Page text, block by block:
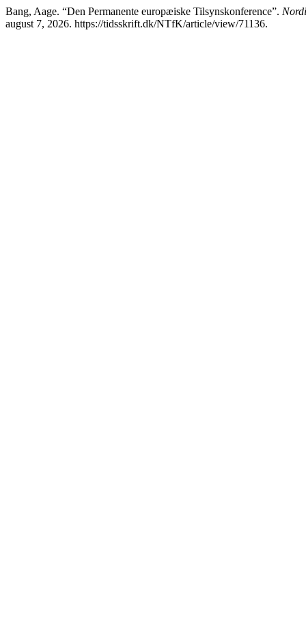
Bang, Aage. “Den Permanente europæiske Tilsynskonference”.
august 7, 2026. https://tidsskrift.dk/NTfK/article/view/71136.